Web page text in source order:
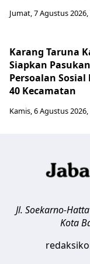
Jumat, 7 Agustus 2026,
Karang Taruna
Siapkan
Persoalan
40 Kecamatan
Kamis, 6 Agustus 2026,
Jl. Soekarno-
Kota